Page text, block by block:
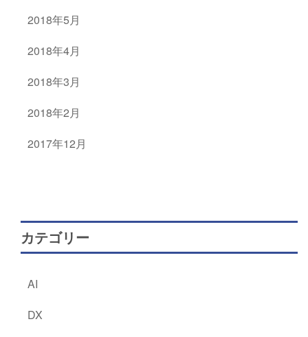
2018年5月
2018年4月
2018年3月
2018年2月
2017年12月
カテゴリー
AI
DX